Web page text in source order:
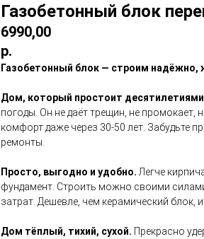
Газобетонный блок
6990,00
р.
Газобетонный блок — строим
Дом, который простоит
погоды. Он не даёт трещин, не промокает,
комфорт даже через 30-50 лет. Забудьте
ремонты.
Просто, выгодно и удобно. Легче
фундамент. Строить можно своими
затрат. Дешевле, чем керамический блок,
Дом тёплый, тихий, сухой. Прекрасно